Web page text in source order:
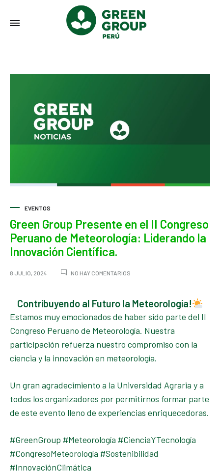
EVENTOS
Green Group Presente en el II Congreso
Peruano de Meteorología: Liderando la
Innovación Científica.
8 JULIO, 2024 NO HAY COMENTARIOS
PRESENTE
EN
EL
CONGRESO
PERUANO
METEOROLOGÍA:
INNOVACIÓN
CIENTÍFICA.
Contribuyendo al Futuro la Meteorología!
Estamos muy emocionados de haber sido parte del II
Congreso Peruano de Meteorología. Nuestra
participación refuerza nuestro compromiso con la
ciencia y la innovación en meteorología.
Un gran agradecimiento a la Universidad Agraria y a
todos los organizadores por permitirnos formar parte
de este evento lleno de experiencias enriquecedoras.
#GreenGroup #Meteorología #CienciaYTecnología
#CongresoMeteorología #Sostenibilidad
#InnovaciónClimática